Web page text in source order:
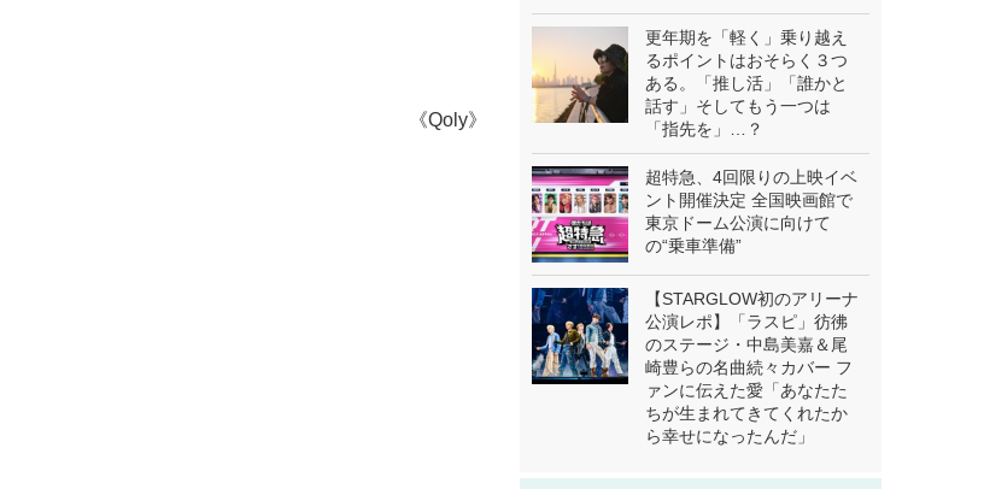
《Qoly》
更年期を「軽く」乗り越え
るポイントはおそらく３つ
ある。「推し活」「誰かと
話す」そしてもう一つは
「指先を」…？
超特急、4回限りの上映イベ
ント開催決定 全国映画館で
東京ドーム公演に向けて
の“乗車準備”
【STARGLOW初のアリーナ
公演レポ】「ラスピ」彷彿
のステージ・中島美嘉＆尾
崎豊らの名曲続々カバー フ
ァンに伝えた愛「あなたた
ちが生まれてきてくれたか
ら幸せになったんだ」